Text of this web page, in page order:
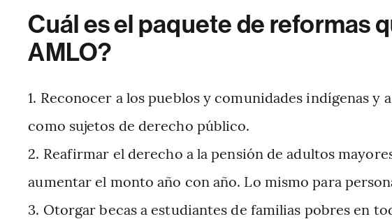
Cuál es el paquete de reformas
AMLO?
Reconocer a los pueblos y comunidades indígenas y
como sujetos de derecho público.
Reafirmar el derecho a la pensión de adultos
aumentar el monto año con año. Lo mismo para
Otorgar becas a estudiantes de familias pobres en